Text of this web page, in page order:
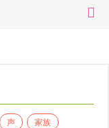
声 家族